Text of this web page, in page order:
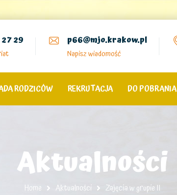
27 29 p66@mjo.krakow.pl
Napisz wiadomość
RODZICÓW REKRUTACJA DO POBRANIA
Aktualności
Home Aktualności Zajęcia w grupie II